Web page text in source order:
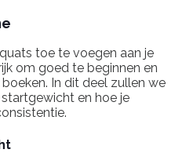
toe te voegen aan je
om goed te beginnen en
In dit deel zullen we
en hoe je